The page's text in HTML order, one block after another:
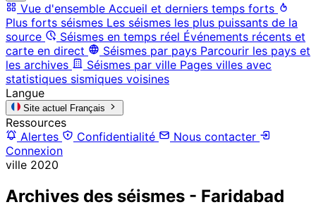
Vue d'ensemble Accueil et derniers temps forts
Plus forts séismes Les séismes les plus puissants de la
source
Séismes en temps réel Événements récents et
carte en direct
Séismes par pays Parcourir les pays et
les archives
Séismes par ville Pages villes avec
statistiques sismiques voisines
Langue
Site actuel Français
Ressources
Alertes
Confidentialité
Nous contacter
Connexion
ville 2020
Archives des séismes - Faridabad